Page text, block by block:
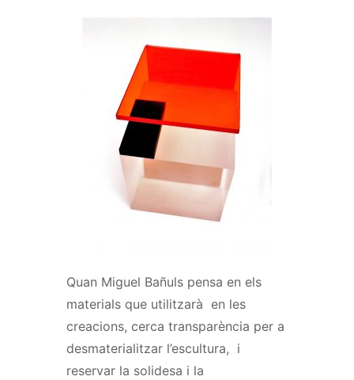
Quan Miguel Bañuls pensa en els
materials que utilitzarà en les
creacions, cerca transparència per a
desmaterialitzar l’escultura, i
reservar la solidesa i la